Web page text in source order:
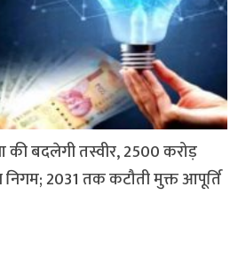
बदलेगी तस्वीर, 2500 करोड़
2031 तक कटौती मुक्त आपूर्ति